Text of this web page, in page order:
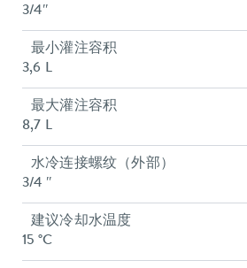
3/4″
最小灌注容积
3,6 L
最大灌注容积
8,7 L
水冷连接螺纹（外部）
3/4 ″
建议冷却水温度
15 °C